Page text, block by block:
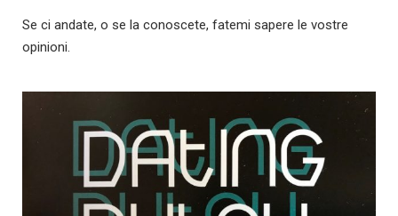
Se ci andate, o se la conoscete, fatemi sapere le vostre
opinioni.